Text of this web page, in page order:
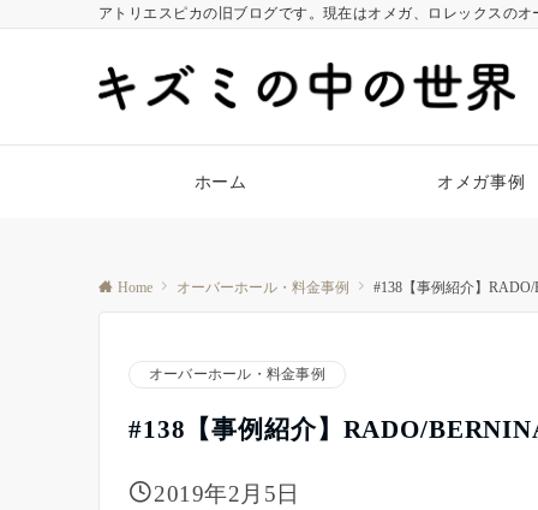
アトリエスピカの旧ブログです。現在はオメガ、ロレックスの
ホーム オメガ事例
Home オーバーホール・料金事例 #138【事例紹介】
オーバーホール・料金事例
#138【事例紹介】RADO/
2019年2月5日